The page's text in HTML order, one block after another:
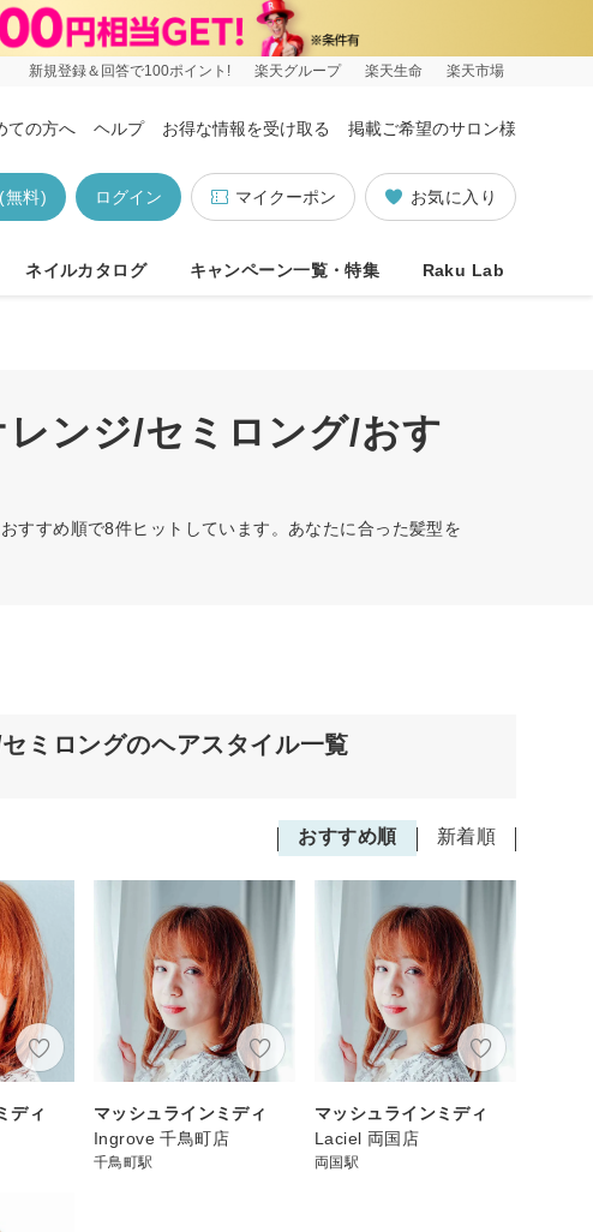
新規登録＆回答で100ポイント! 楽天グループ 楽天生命 楽天市場
ての方へ ヘルプ お得な情報を受け取る 掲載ご希望のサロン様
お気に入り
マイクーポン
ログイン
無料)
ネイルカタログ キャンペーン一覧・特集 Raku Lab
ンジ/セミロング/おす
すすめ順で8件ヒットしています。あなたに合った髪型を
ミロングのヘアスタイル一覧
おすすめ順 新着順
ディ
マッシュラインミディ
Ingrove 千鳥町店
千鳥町駅
マッシュラインミディ
Laciel 両国店
両国駅